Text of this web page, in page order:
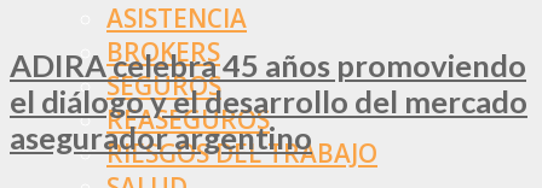
ASISTENCIA
BROKERS
SEGUROS
REASEGUROS
RIESGOS DEL TRABAJO
ADIRA celebra 45 años promoviendo
el diálogo y el desarrollo del mercado
asegurador argentino